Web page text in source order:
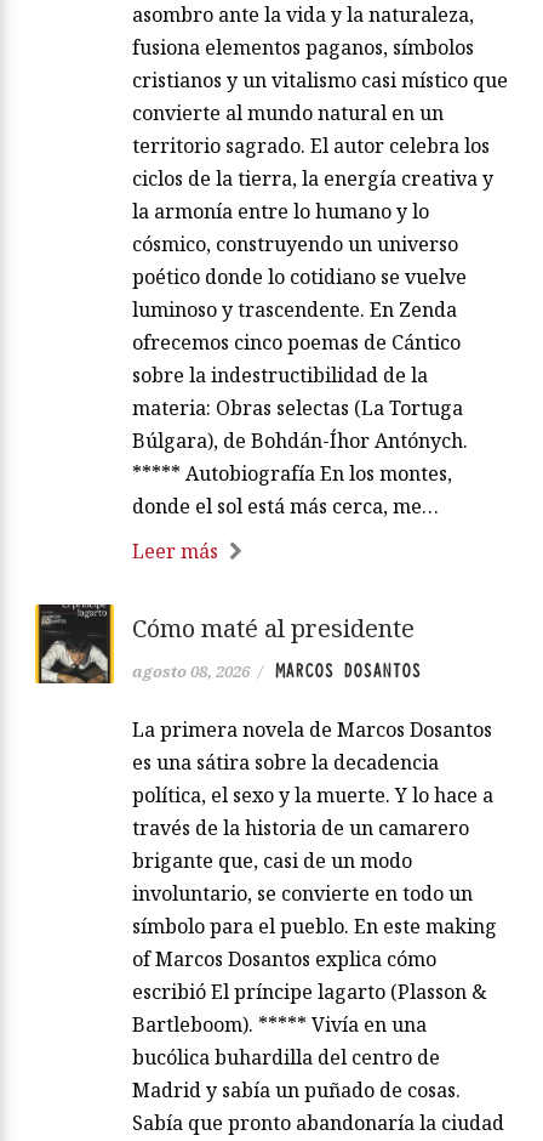
asombro ante la vida y la naturaleza,
fusiona elementos paganos, símbolos
cristianos y un vitalismo casi místico que
convierte al mundo natural en un
territorio sagrado. El autor celebra los
ciclos de la tierra, la energía creativa y
la armonía entre lo humano y lo
cósmico, construyendo un universo
poético donde lo cotidiano se vuelve
luminoso y trascendente. En Zenda
ofrecemos cinco poemas de Cántico
sobre la indestructibilidad de la
materia: Obras selectas (La Tortuga
Búlgara), de Bohdán-Íhor Antónych.
***** Autobiografía En los montes,
donde el sol está más cerca, me…
Leer más
Cómo maté al presidente
agosto 08, 2026 / MARCOS DOSANTOS
La primera novela de Marcos Dosantos
es una sátira sobre la decadencia
política, el sexo y la muerte. Y lo hace a
través de la historia de un camarero
brigante que, casi de un modo
involuntario, se convierte en todo un
símbolo para el pueblo. En este making
of Marcos Dosantos explica cómo
escribió El príncipe lagarto (Plasson &
Bartleboom). ***** Vivía en una
bucólica buhardilla del centro de
Madrid y sabía un puñado de cosas.
Sabía que pronto abandonaría la ciudad